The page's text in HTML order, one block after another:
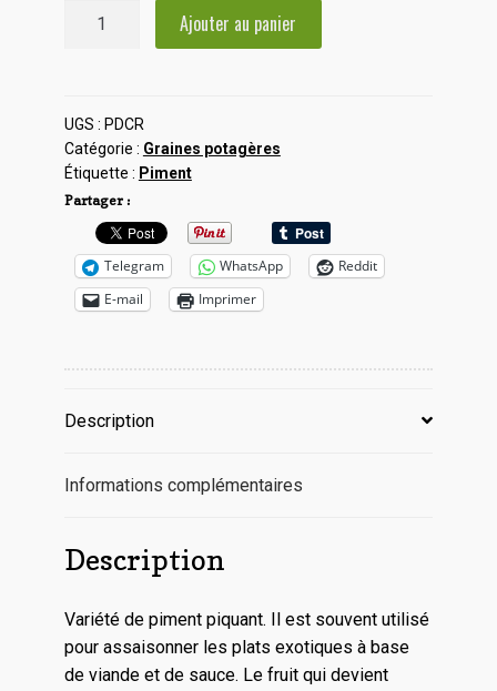
quantité
Cayenne
rouge
Ajouter au panier
UGS : PDCR
Catégorie : Graines potagères
Étiquette : Piment
Partager :
Telegram WhatsApp
Reddit
E-mail
Imprimer
Description
Informations complémentaires
Description
Variété de piment piquant. Il est souvent utilisé
pour assaisonner les plats exotiques à base
de viande et de sauce. Le fruit qui devient